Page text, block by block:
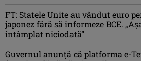
FT: Statele Unite au vândut euro
japonez fără să informeze BCE.
întâmplat niciodată”
Guvernul anunță că platforma e-